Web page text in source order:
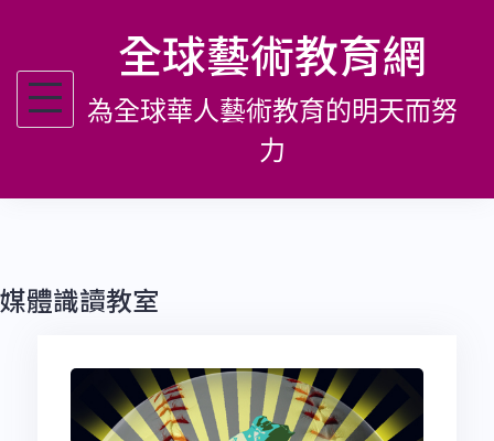
主
全球藝術教育網
為全球華人藝術教育的明天而努
力
媒體識讀教室